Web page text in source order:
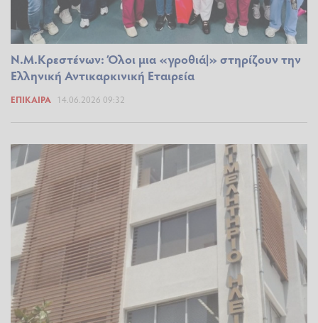
Ν.Μ.Κρεστένων: Όλοι μια «γροθιά|» στηρίζουν την
Ελληνική Αντικαρκινική Εταιρεία
ΕΠΊΚΑΙΡΑ 14.06.2026 09:32